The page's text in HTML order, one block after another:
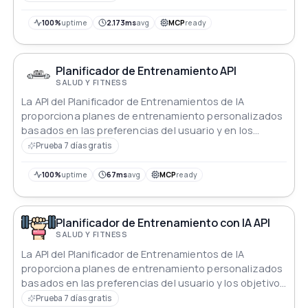
actividades. Personaliza el peso y la duración para una
transformando cada ejercicio en una obra maestra de
fitness.
100%uptime 2.173msavg MCPready
Planificador de Entrenamiento API
SALUD Y FITNESS
La API del Planificador de Entrenamientos de IA
proporciona planes de entrenamiento personalizados
basados en las preferencias del usuario y en los
objetivos de acondicionamiento físico. Utilizando
series y los horarios para optimizar la eficiencia del
crean aplicaciones de fitness o integran soluciones de
entrenamiento personalizadas en plataformas
existentes.
Prueba 7 días gratis
100%uptime 67msavg MCPready
Planificador de Entrenamiento con IA API
SALUD Y FITNESS
La API del Planificador de Entrenamientos de IA
proporciona planes de entrenamiento personalizados
basados en las preferencias del usuario y los objetivos
de fitness. Utilizando algoritmos avanzados,
Prueba 7 días gratis